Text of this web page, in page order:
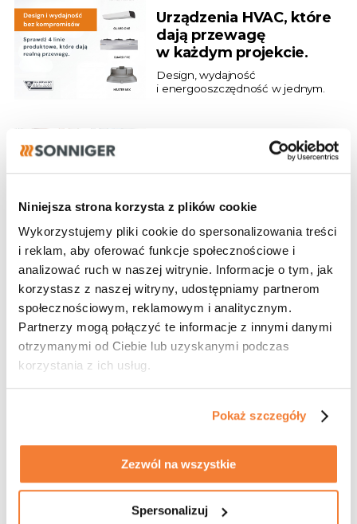
Niniejsza strona korzysta z plików cookie
Wykorzystujemy pliki cookie do spersonalizowania treści
i reklam, aby oferować funkcje społecznościowe i
analizować ruch w naszej witrynie. Informacje o tym, jak
korzystasz z naszej witryny, udostępniamy partnerom
społecznościowym, reklamowym i analitycznym.
Partnerzy mogą połączyć te informacje z innymi danymi
otrzymanymi od Ciebie lub uzyskanymi podczas
korzystania z ich usług.
Pokaż szczegóły
Zezwól na wszystkie
Spersonalizuj
Urządzenia HVAC, które
dają przewagę
w każdym projekcie.
Design, wydajność
i energooszczędność w jednym.
Program dla
Dołącz do naszych partnerów!
27.07.2026
Realizacja
21.07.2026
Szybki dobór urządzeń
i gotowa dokumentacja